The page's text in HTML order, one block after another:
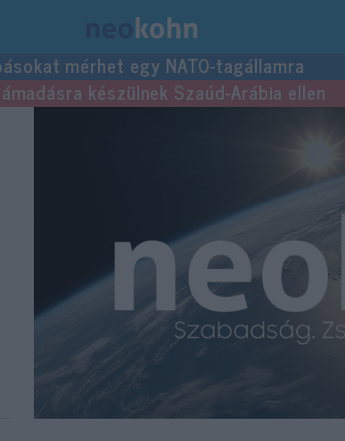
mérhet egy NATO-tagállamra
készülnek Szaúd-Arábia ellen